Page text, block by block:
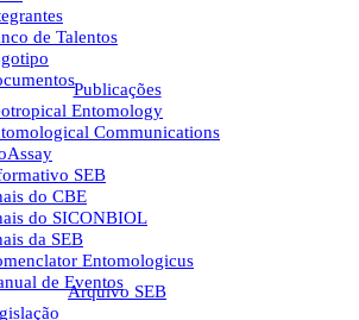
de Talentos
Publicações
Entomology
Communications
SEB
do CBE
do SICONBIOL
da SEB
Entomologicus
de Eventos
Arquivo SEB